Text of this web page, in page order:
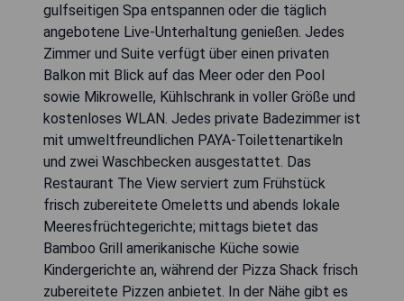
gulfseitigen Spa entspannen oder die täglich
angebotene Live-Unterhaltung genießen. Jedes
Zimmer und Suite verfügt über einen privaten
Balkon mit Blick auf das Meer oder den Pool
sowie Mikrowelle, Kühlschrank in voller Größe und
kostenloses WLAN. Jedes private Badezimmer ist
mit umweltfreundlichen PAYA-Toilettenartikeln
und zwei Waschbecken ausgestattet. Das
Restaurant The View serviert zum Frühstück
frisch zubereitete Omeletts und abends lokale
Meeresfrüchtegerichte; mittags bietet das
Bamboo Grill amerikanische Küche sowie
Kindergerichte an, während der Pizza Shack frisch
zubereitete Pizzen anbietet. In der Nähe gibt es